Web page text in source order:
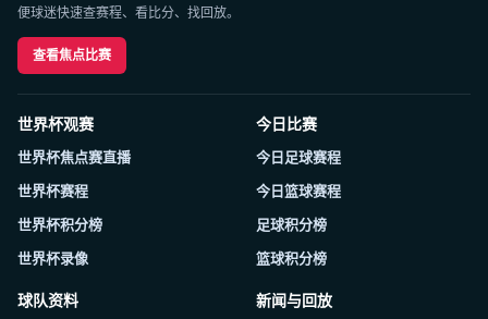
便球迷快速查赛程、看比分、找回放。
查看焦点比赛
世界杯观赛
世界杯焦点赛直播
世界杯赛程
世界杯积分榜
世界杯录像
今日比赛
今日足球赛程
今日篮球赛程
足球积分榜
篮球积分榜
球队资料 新闻与回放